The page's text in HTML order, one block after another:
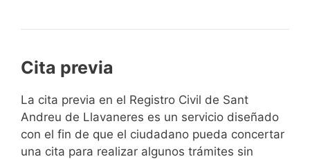
Cita previa
​​​​​​​​​​​​​​​​​​​​​​​​​​​​La cita previa en el Registro Civil de Sant
Andreu de Llavaneres es un servicio diseñado
con el fin de que el ciudadano pueda concertar
una cita para realizar algunos trámites sin